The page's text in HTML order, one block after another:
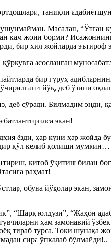
таниқли
Масалан,
кам жойи борми?
бир хил жойларда
асосланган
бир гуруҳ
йўқ, деб ўзини
деб сўради. Билмадим энди,
экан!
ёзди, ҳар куни ҳар жойда
қўл келиб қолиши мумкин…
китоб ўқитиш билан
раҳмат!
обуна йўқолар экан,
“Шарқ юлдузи”, “Жаҳон
ҳам замонавий
тираб турса. Токи шунақа
сира ўпкалаб бўлмайди!..